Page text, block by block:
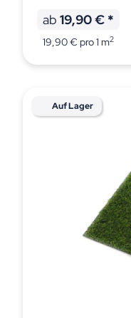
ab 19,90 € *
19,90 € pro 1 m2
Auf Lager